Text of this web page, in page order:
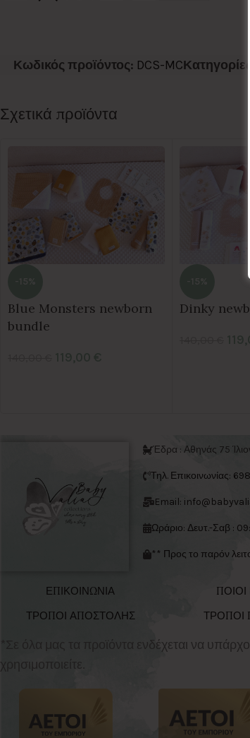
Κωδικός προϊόντος: DCS-MCΚατηγορίες:
Σχετικά προϊόντα
Blue Monsters newborn
bundle
Dinky
Έδρα : Αθηνάς 75
Τηλ. Επικοινωνίας:
Email:
Ωράριο: Δευτ.-Σαβ :
** Προς το παρόν
ΕΠΙΚΟΙΝΩΝΙΑ
ΤΡΟΠΟΙ ΑΠΟΣΤΟΛΗΣ
ΤΡΟΠΟΙ
*Σε όλα μας τα προϊόντα ενδέχεται να
χρησιμοποιείτε.